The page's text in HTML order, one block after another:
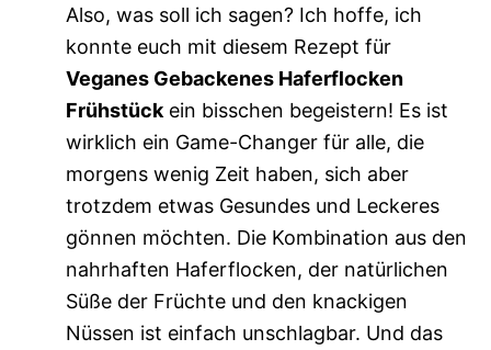
Also, was soll ich sagen? Ich hoffe, ich
konnte euch mit diesem Rezept für
Veganes Gebackenes Haferflocken
Frühstück ein bisschen begeistern! Es ist
wirklich ein Game-Changer für alle, die
morgens wenig Zeit haben, sich aber
trotzdem etwas Gesundes und Leckeres
gönnen möchten. Die Kombination aus den
nahrhaften Haferflocken, der natürlichen
Süße der Früchte und den knackigen
Nüssen ist einfach unschlagbar. Und das